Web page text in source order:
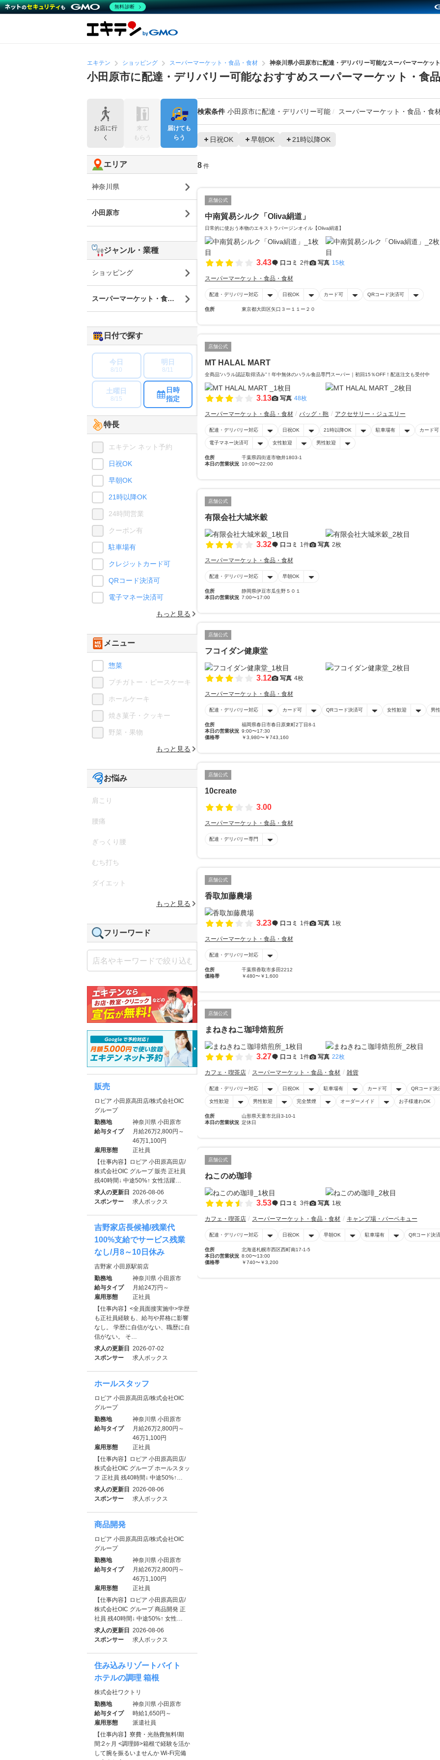
エキテン ショッピング スーパーマーケット・食品・食材 神奈川県小田原市に配達・デリバリー可能なスーパーマーケッ
小田原市に配達・デリバリー可能なおすすめスーパーマーケット・食
検索条件 小田原市に配達・デリバリー可能 スーパーマーケット・食品・食
日祝OK 早朝OK 21時以降OK
8 件
店舗公式
中南貿易シルク「Oliva絹道」
日常的に使おう本物のエキストラバージンオイル【Oliva絹道】
3.43 口コミ 2件 写真 15枚
スーパーマーケット・食品・食材
配達・デリバリー対応 日祝OK カード可 QRコード決済可
住所 東京都大田区矢口３ー１１ー２０
店舗公式
MT HALAL MART
全商品“ハラル認証取得済み”！年中無休のハラル食品専門スーパー｜初回15％OFF！配送注文も受付中
3.13 写真 48枚
スーパーマーケット・食品・食材 バッグ・鞄 アクセサリー・ジュエリー
配達・デリバリー対応 日祝OK 21時以降OK 駐車場有 カード可
電子マネー決済可 女性歓迎 男性歓迎
住所
千葉県四街道市物井1803-1
本日の営業状況 10:00〜22:00
店舗公式
有限会社大城米穀
3.32 口コミ 1件 写真 2枚
スーパーマーケット・食品・食材
配達・デリバリー対応 早朝OK
住所
静岡県伊豆市瓜生野５０１
本日の営業状況 7:00〜17:00
店舗公式
フコイダン健康堂
3.12 写真 4枚
スーパーマーケット・食品・食材
配達・デリバリー対応 カード可 QRコード決済可 女性歓迎 男
住所
福岡県春日市春日原東町2丁目8-1
本日の営業状況 9:00〜17:30
価格帯
￥3,980〜￥743,160
店舗公式
10create
3.00
スーパーマーケット・食品・食材
配達・デリバリー専門
店舗公式
香取加藤農場
3.23 口コミ 1件 写真 1枚
スーパーマーケット・食品・食材
配達・デリバリー対応
住所
千葉県香取市多田2212
価格帯
￥480〜￥1,600
店舗公式
まねきねこ珈琲焙煎所
3.27 口コミ 1件 写真 22枚
カフェ・喫茶店 スーパーマーケット・食品・食材 雑貨
配達・デリバリー対応 日祝OK 駐車場有 カード可 QRコード決
女性歓迎 男性歓迎 完全禁煙 オーダーメイド お子様連れOK
住所
山形県天童市北目3-10-1
本日の営業状況 定休日
店舗公式
ねこのめ珈琲
3.53 口コミ 3件 写真 1枚
カフェ・喫茶店 スーパーマーケット・食品・食材 キャンプ場・バーベキュー
配達・デリバリー対応 日祝OK 早朝OK 駐車場有 QRコード決
住所
北海道札幌市西区西町南17-1-5
本日の営業状況 8:00〜13:00
価格帯
￥740〜￥3,200
お店に行
く
来て
もらう
届けても
らう
エリア
神奈川県
小田原市
ジャンル・業種
ショッピング
スーパーマーケット・食品・食材
日付で探す
今日
8/10
明日
8/11
土曜日
8/15
日時
指定
特長
エキテン ネット予約
日祝OK
早朝OK
21時以降OK
24時間営業
クーポン有
駐車場有
クレジットカード可
QRコード決済可
電子マネー決済可
もっと見る
メニュー
惣菜
プチガトー・ピースケーキ
ホールケーキ
焼き菓子・クッキー
野菜・果物
もっと見る
お悩み
肩こり
腰痛
ぎっくり腰
むち打ち
ダイエット
もっと見る
フリーワード
販売
ロピア 小田原高田店/株式会社OIC
グループ
勤務地
神奈川県 小田原市
給与タイプ
月給26万2,800円～
46万1,100円
雇用形態
正社員
【仕事内容】ロピア 小田原高田店/
株式会社OIC グループ 販売 正社員
残40時間↓ 中途50%↑ 女性活躍…
求人の更新日
2026-08-06
スポンサー
求人ボックス
吉野家店長候補/残業代
100%支給でサービス残業
なし/月8～10日休み
吉野家 小田原駅前店
勤務地
神奈川県 小田原市
給与タイプ
月給24万円～
雇用形態
正社員
【仕事内容】<全員面接実施中>学歴
も正社員経験も、給与や昇格に影響
なし。 学歴に自信がない、職歴に自
信がない。 そ…
求人の更新日
2026-07-02
スポンサー
求人ボックス
ホールスタッフ
ロピア 小田原高田店/株式会社OIC
グループ
勤務地
神奈川県 小田原市
給与タイプ
月給26万2,800円～
46万1,100円
雇用形態
正社員
【仕事内容】ロピア 小田原高田店/
株式会社OIC グループ ホールスタッ
フ 正社員 残40時間↓ 中途50%↑…
求人の更新日
2026-08-06
スポンサー
求人ボックス
商品開発
ロピア 小田原高田店/株式会社OIC
グループ
勤務地
神奈川県 小田原市
給与タイプ
月給26万2,800円～
46万1,100円
雇用形態
正社員
【仕事内容】ロピア 小田原高田店/
株式会社OIC グループ 商品開発 正
社員 残40時間↓ 中途50%↑ 女性…
求人の更新日
2026-08-06
スポンサー
求人ボックス
住み込みリゾートバイト
ホテルの調理 箱根
株式会社ワクトリ
勤務地
神奈川県 小田原市
給与タイプ
時給1,650円～
雇用形態
派遣社員
【仕事内容】寮費・光熱費無料!期
間:2ヶ月 <調理師>箱根で経験を活か
して腕を振るいませんか Wi-Fi完備
無料診断